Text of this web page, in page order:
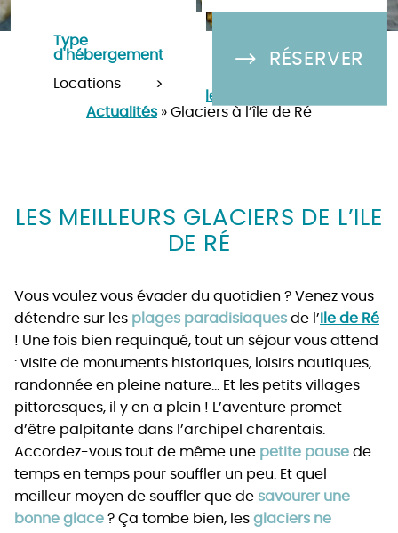
Type
d'hébergement
>
RÉSERVER
Camping Île de Ré 4 étoiles à La-Flotte-en-Ré
Actualités» Glaciers à l’île de Ré
LES MEILLEURS GLACIERS DE L’ILE
DE RÉ
Vous voulez vous évader du quotidien ? Venez vous
détendre sur les plages paradisiaques de l’ Ile de Ré
! Une fois bien requinqué, tout un séjour vous attend
: visite de monuments historiques, loisirs nautiques,
randonnée en pleine nature… Et les petits villages
pittoresques, il y en a plein ! L’aventure promet
d’être palpitante dans l’archipel charentais.
Accordez-vous tout de même une petite pause de
temps en temps pour souffler un peu. Et quel
meilleur moyen de souffler que de savourer une
bonne glace ? Ça tombe bien, les glaciers ne